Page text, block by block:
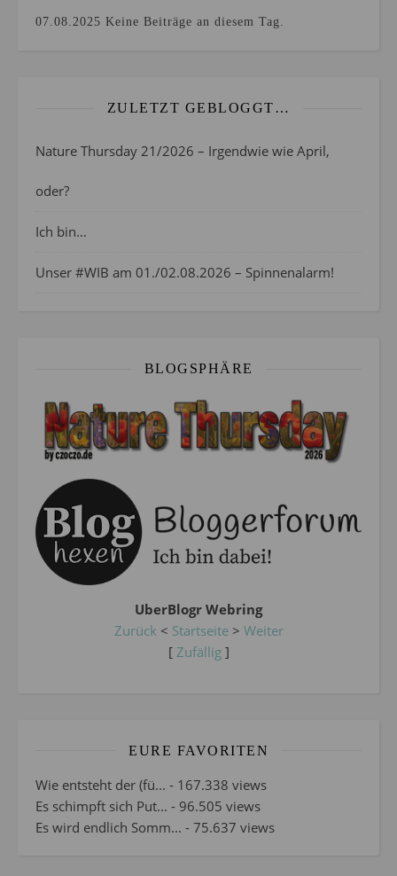
07.08.2025 Keine Beiträge an diesem Tag.
ZULETZT GEBLOGGT…
Nature Thursday 21/2026 – Irgendwie wie April,
oder?
Ich bin…
Unser #WIB am 01./02.08.2026 – Spinnenalarm!
BLOGSPHÄRE
UberBlogr Webring
Zurück < Startseite> Weiter
[ Zufällig]
EURE FAVORITEN
Wie entsteht der (fü... - 167.338 views
Es schimpft sich Put... - 96.505 views
Es wird endlich Somm... - 75.637 views